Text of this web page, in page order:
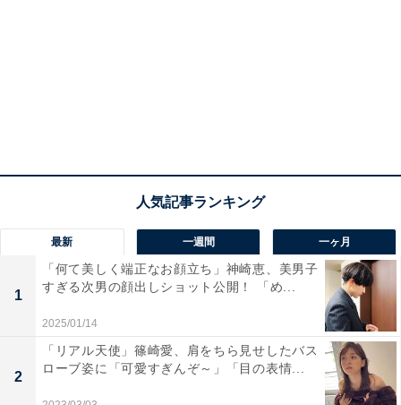
最新 一週間 一ヶ月
1
「何て美しく端正なお顔立ち」神崎恵、美男子
すぎる次男の顔出しショット公開！ 「め...
2025/01/14
2
「リアル天使」篠崎愛、肩をちら見せしたバス
ローブ姿に「可愛すぎんぞ～」「目の表情...